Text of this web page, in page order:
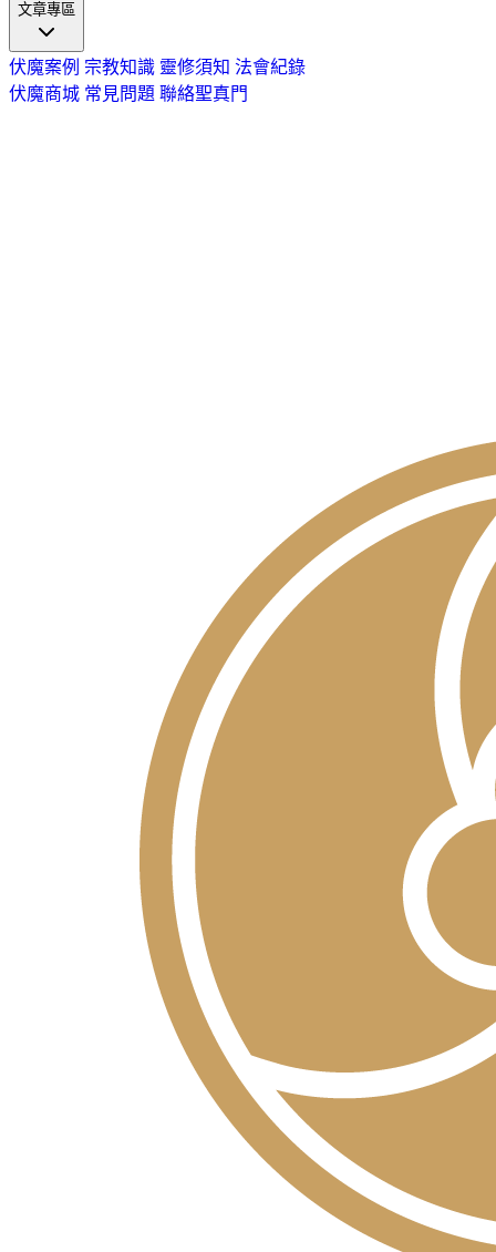
文章專區
伏魔案例 宗教知識 靈修須知 法會紀錄
伏魔商城 常見問題 聯絡聖真門